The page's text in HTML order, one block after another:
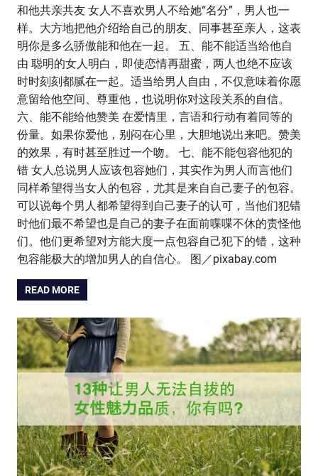
和他共亲共友 女人不喜欢男人不给她“名分”，男人也一
样。大方地把他介绍给自己的朋友、同事甚至亲人，这表
明你是多么骄傲能和他在一起。 五、能不能适当给他自
由 聪明的女人明白，即使恋情再甜蜜，两人也绝不应该
时时刻刻都腻在一起。适当给男人自由，不仅意味着你愿
意留给他空间、尊重他，也说明你对这段关系的自信。
六、能不能给他赞美 在爱情里，言语和行动有着同等的
份量。如果你爱他，别闷在心里，大胆地说出来吧。赞美
的效果，有时甚至胜过一个吻。 七、能不能包容他犯的
错 女人总说男人应该包容她们，其实作为男人而言他们
同样希望得当女人的包容，尤其是来自自己妻子的包容。
可以说每个男人都希望得到自己妻子的认可，当他们犯错
时他们最不希望也是自己的妻子在面前喋喋不休的责怪他
们。他们更希望对方能大度一点包容自己犯下的错，这种
包容能极大的增加男人的自信心。 图／pixabay.com
READ MORE